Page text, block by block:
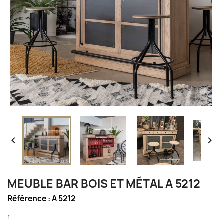
 
MEUBLE BAR BOIS ET MÉTAL A 5212
Référence :A 5212
r